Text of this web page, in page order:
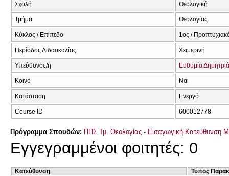
Σχολή Θεολογική
Τμήμα Θεολογίας
Κύκλος / Επίπεδο 1ος /
Περίοδος Διδασκαλίας Χειμερινή
Υπεύθυνος/η Ευθυμία
Κοινό Ναι
Κατάσταση Ενεργό
Course ID 600012778
Πρόγραμμα Σπουδών: ΠΠΣ Τμ. Θεολογίας - Εισαγωγική
Εγγεγραμμένοι φοιτητές: 0
Κατεύθυνση
Τύπος